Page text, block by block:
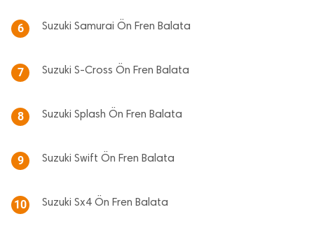
6 Suzuki Samurai Ön Fren Balata
7 Suzuki S-Cross Ön Fren Balata
8 Suzuki Splash Ön Fren Balata
9 Suzuki Swift Ön Fren Balata
10 Suzuki Sx4 Ön Fren Balata